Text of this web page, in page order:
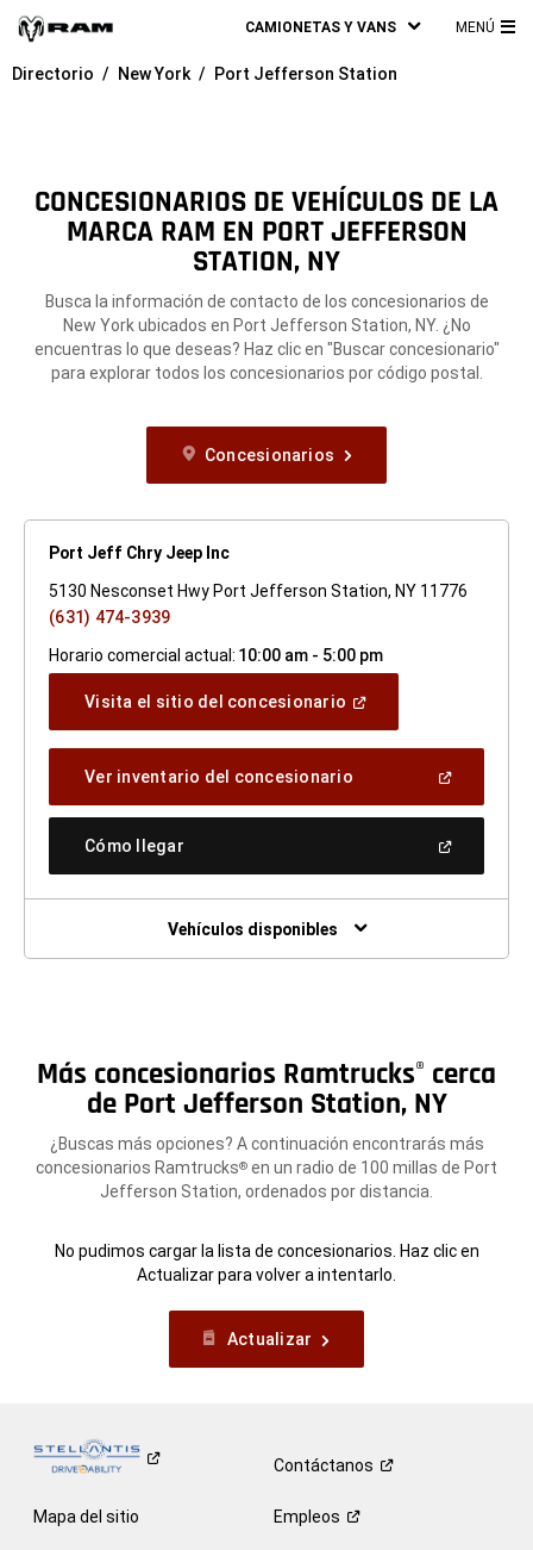
CAMIONETAS Y VANS MENÚ
Directorio New York Port Jefferson Station
CONCESIONARIOS DE VEHÍCULOS DE LA
MARCA RAM EN PORT JEFFERSON
STATION, NY
Busca la información de contacto de los concesionarios de
New York ubicados en Port Jefferson Station, NY. ¿No
encuentras lo que deseas? Haz clic en "Buscar concesionario"
para explorar todos los concesionarios por código postal.
Concesionarios
Port Jeff Chry Jeep Inc
5130 Nesconset Hwy Port Jefferson Station, NY 11776
(631) 474-3939
Horario comercial actual: 10:00 am - 5:00 pm
Visita el sitio del concesionario (Abrir
nueva)
Ver inventario del concesionario
una
Cómo llegar(Abrir
ventana
nueva)
Vehículos disponibles
Más concesionarios Ramtrucks® cerca
de Port Jefferson Station, NY
¿Buscas más opciones? A continuación encontrarás más
concesionarios Ramtrucks® en un radio de 100 millas de Port
Jefferson Station, ordenados por distancia.
No pudimos cargar la lista de concesionarios. Haz clic en
Actualizar para volver a intentarlo.
Actualizar
Contáctanos
Mapa del sitio Empleos